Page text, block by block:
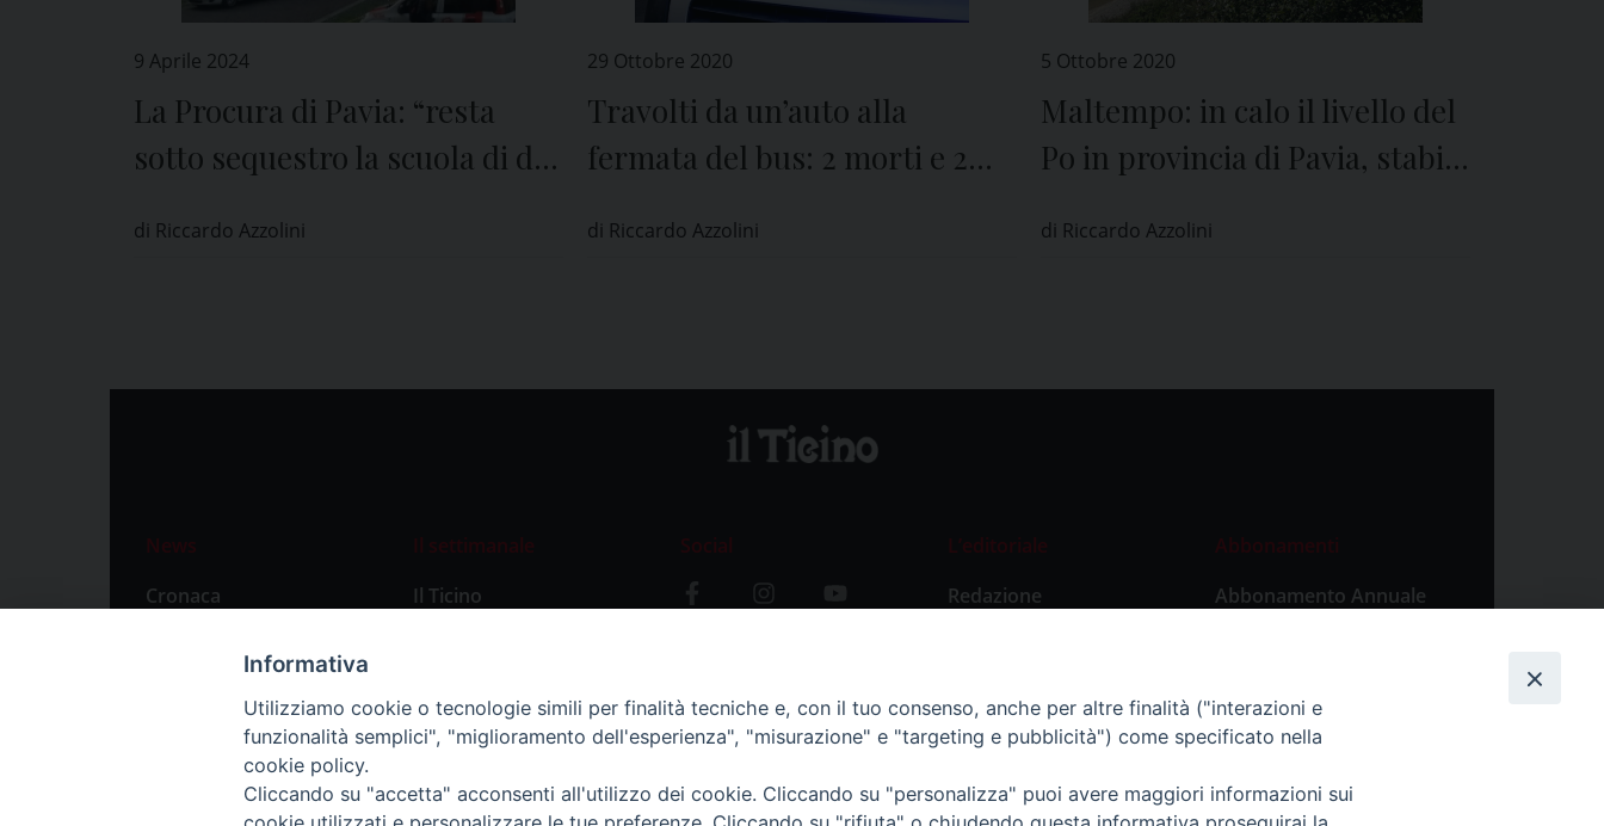
9 Aprile 2024
La Procura di Pavia: “resta
sotto sequestro la scuola di di
di Riccardo Azzolini
29 Ottobre 2020
Travolti da un’auto alla
fermata del bus: 2 morti e 2
di Riccardo Azzolini
5 Ottobre 2020
Maltempo: in calo il livello del
Po in provincia di Pavia, stabile
di Riccardo Azzolini
News
Cronaca
Primo Piano
Il settimanale
Il Ticino
Social
L’editoriale
Redazione
Abbonamenti
Abbonamento Annuale
Abbonamento Singola
Informativa
Utilizziamo cookie o tecnologie simili per finalità tecniche e, con il tuo consenso, anche per altre finalità ("interazioni e
funzionalità semplici", "miglioramento dell'esperienza", "misurazione" e "targeting e pubblicità") come specificato nella
cookie policy.
Cliccando su "accetta" acconsenti all'utilizzo dei cookie. Cliccando su "personalizza" puoi avere maggiori informazioni sui